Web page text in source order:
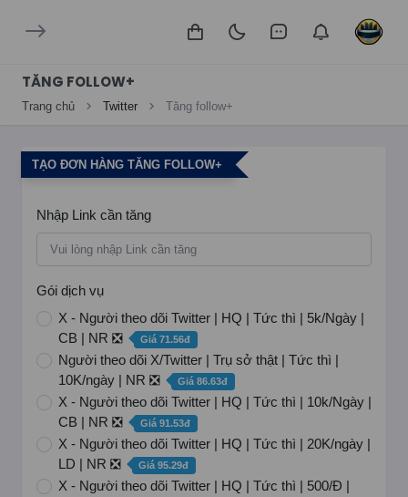
TĂNG FOLLOW+
Trang chủ Twitter Tăng follow+
TẠO ĐƠN HÀNG TĂNG FOLLOW+
Nhập Link cần tăng
Gói dịch vụ
X - Người theo dõi Twitter | HQ | Tức thì | 5k/Ngày |
CB | NR ❎
Giá 71.56đ
Người theo dõi X/Twitter | Trụ sở thật | Tức thì |
10K/ngày | NR ❎
Giá 86.63đ
X - Người theo dõi Twitter | HQ | Tức thì | 10k/Ngày |
CB | NR ❎
Giá 91.53đ
X - Người theo dõi Twitter | HQ | Tức thì | 20K/ngày |
LD | NR ❎
Giá 95.29đ
X - Người theo dõi Twitter | HQ | Tức thì | 500/Đ |